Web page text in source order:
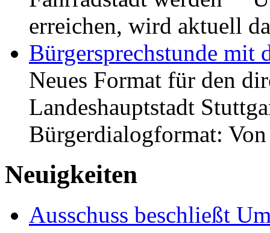
erreichen, wird aktuell
Bürgersprechstunde mit
Neues Format für den
Landeshauptstadt
Bürgerdialogformat:
Neuigkeiten
Ausschuss beschließt